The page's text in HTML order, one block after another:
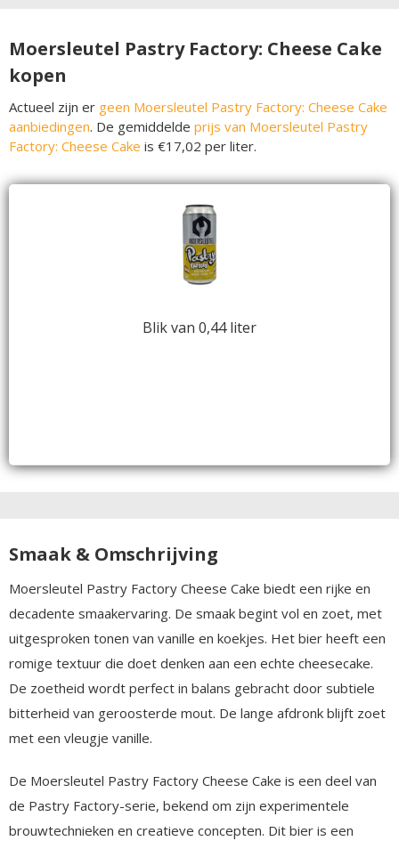
Moersleutel Pastry Factory: Cheese Cake
kopen
Actueel zijn er geen Moersleutel Pastry Factory: Cheese Cake
aanbiedingen. De gemiddelde prijs van Moersleutel Pastry
Factory: Cheese Cake is €17,02 per liter.
Blik van 0,44 liter
Smaak & Omschrijving
Moersleutel Pastry Factory Cheese Cake biedt een rijke en
decadente smaakervaring. De smaak begint vol en zoet, met
uitgesproken tonen van vanille en koekjes. Het bier heeft een
romige textuur die doet denken aan een echte cheesecake.
De zoetheid wordt perfect in balans gebracht door subtiele
bitterheid van geroosterde mout. De lange afdronk blijft zoet
met een vleugje vanille.
De Moersleutel Pastry Factory Cheese Cake is een deel van
de Pastry Factory-serie, bekend om zijn experimentele
brouwtechnieken en creatieve concepten. Dit bier is een